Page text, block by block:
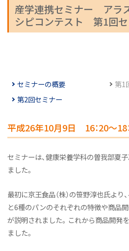
産学連携セミナー アラ
シピコンテスト 第1回
セミナーの概要
第1
第2回セミナー
平成26年10月9日 16：20～18
セミナーは、健康栄養学科の曽我部夏
ました。
最初に京王食品（株）の笹野淳也氏よ
と6種のパンのそれぞれの特徴や商品
が説明されました。これから商品開発
ました。
人間健康学健康栄養学科：トップ
オープンキャンパス（学科説明）
よくあるご質問
Active! Komajo Campus
ニュース&トピックス